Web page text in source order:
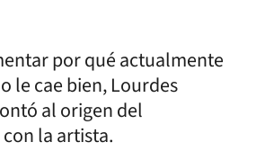
por qué actualmente
le cae bien, Lourdes
al origen del
la artista.